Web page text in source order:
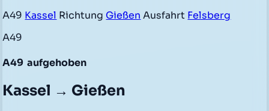
A49 Kassel Richtung Gießen Ausfahrt Felsberg
A49
A49 aufgehoben
Kassel → Gießen